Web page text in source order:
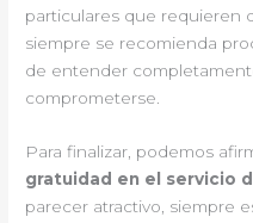
particulares que requieren
siempre se recomienda
de entender
comprometerse.
Para finalizar, podemos
gratuidad en el servicio
parecer atractivo, siempre